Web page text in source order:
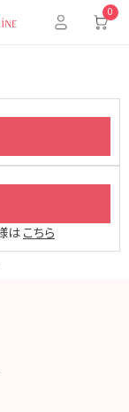
0
は こちら